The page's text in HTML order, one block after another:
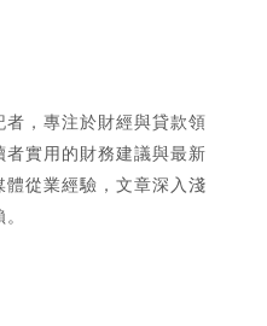
，專注於財經與貸款領
實用的財務建議與最新
體從業經驗，文章深入淺